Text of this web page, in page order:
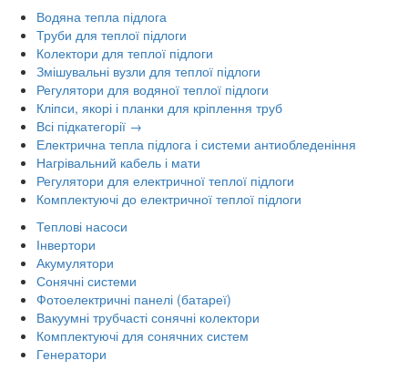
Водяна тепла підлога
Труби для теплої підлоги
Колектори для теплої підлоги
Змішувальні вузли для теплої підлоги
Регулятори для водяної теплої підлоги
Кліпси, якорі і планки для кріплення труб
Всі підкатегорії →
Електрична тепла підлога і системи антиобледеніння
Нагрівальний кабель і мати
Регулятори для електричної теплої підлоги
Комплектуючі до електричної теплої підлоги
Теплові насоси
Інвертори
Акумулятори
Сонячні системи
Фотоелектричні панелі (батареї)
Вакуумні трубчасті сонячні колектори
Комплектуючі для сонячних систем
Генератори